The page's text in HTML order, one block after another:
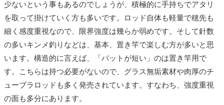
少ないという事もあるのでしょうが、積極的に手持ちでアタリ
を取って掛けていく方も多いです。ロッド自体も軽量で穂先も
細く感度重視なので、限界強度は幾らか弱めです。そして針数
の多いキンメ釣りなどは、基本、置き竿で楽しむ方が多いと思
います。構造的に言えば、「バットが短い」のは置き竿用で
す。こちらは持つ必要がないので、グラス無垢素材や肉厚のチ
ューブラロッドも多く発売されています。すなわち、強度重視
の面も多分にあります。